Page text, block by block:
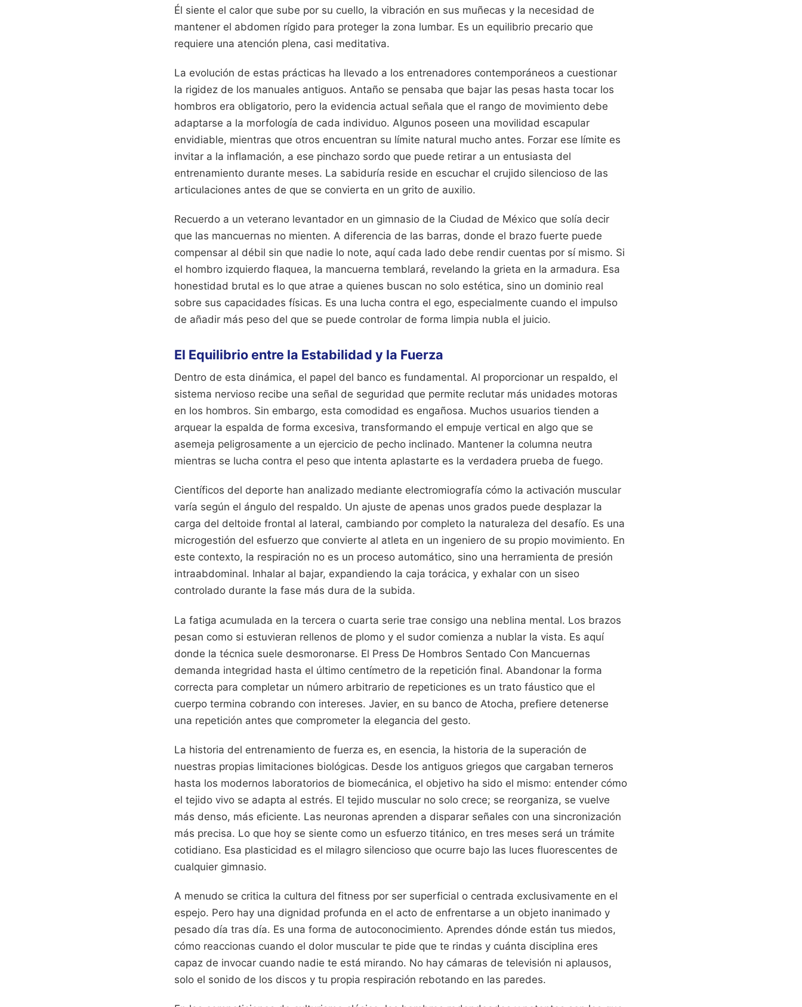
Él siente el calor que sube por su cuello, la vibración en sus muñecas y la necesidad de
mantener el abdomen rígido para proteger la zona lumbar. Es un equilibrio precario que
requiere una atención plena, casi meditativa.
La evolución de estas prácticas ha llevado a los entrenadores contemporáneos a cuestionar
la rigidez de los manuales antiguos. Antaño se pensaba que bajar las pesas hasta tocar los
hombros era obligatorio, pero la evidencia actual señala que el rango de movimiento debe
adaptarse a la morfología de cada individuo. Algunos poseen una movilidad escapular
envidiable, mientras que otros encuentran su límite natural mucho antes. Forzar ese límite es
invitar a la inflamación, a ese pinchazo sordo que puede retirar a un entusiasta del
entrenamiento durante meses. La sabiduría reside en escuchar el crujido silencioso de las
articulaciones antes de que se convierta en un grito de auxilio.
Recuerdo a un veterano levantador en un gimnasio de la Ciudad de México que solía decir
que las mancuernas no mienten. A diferencia de las barras, donde el brazo fuerte puede
compensar al débil sin que nadie lo note, aquí cada lado debe rendir cuentas por sí mismo. Si
el hombro izquierdo flaquea, la mancuerna temblará, revelando la grieta en la armadura. Esa
honestidad brutal es lo que atrae a quienes buscan no solo estética, sino un dominio real
sobre sus capacidades físicas. Es una lucha contra el ego, especialmente cuando el impulso
de añadir más peso del que se puede controlar de forma limpia nubla el juicio.
El Equilibrio entre la Estabilidad y la Fuerza
Dentro de esta dinámica, el papel del banco es fundamental. Al proporcionar un respaldo, el
sistema nervioso recibe una señal de seguridad que permite reclutar más unidades motoras
en los hombros. Sin embargo, esta comodidad es engañosa. Muchos usuarios tienden a
arquear la espalda de forma excesiva, transformando el empuje vertical en algo que se
asemeja peligrosamente a un ejercicio de pecho inclinado. Mantener la columna neutra
mientras se lucha contra el peso que intenta aplastarte es la verdadera prueba de fuego.
Científicos del deporte han analizado mediante electromiografía cómo la activación muscular
varía según el ángulo del respaldo. Un ajuste de apenas unos grados puede desplazar la
carga del deltoide frontal al lateral, cambiando por completo la naturaleza del desafío. Es una
microgestión del esfuerzo que convierte al atleta en un ingeniero de su propio movimiento. En
este contexto, la respiración no es un proceso automático, sino una herramienta de presión
intraabdominal. Inhalar al bajar, expandiendo la caja torácica, y exhalar con un siseo
controlado durante la fase más dura de la subida.
La fatiga acumulada en la tercera o cuarta serie trae consigo una neblina mental. Los brazos
pesan como si estuvieran rellenos de plomo y el sudor comienza a nublar la vista. Es aquí
donde la técnica suele desmoronarse. El Press De Hombros Sentado Con Mancuernas
demanda integridad hasta el último centímetro de la repetición final. Abandonar la forma
correcta para completar un número arbitrario de repeticiones es un trato fáustico que el
cuerpo termina cobrando con intereses. Javier, en su banco de Atocha, prefiere detenerse
una repetición antes que comprometer la elegancia del gesto.
La historia del entrenamiento de fuerza es, en esencia, la historia de la superación de
nuestras propias limitaciones biológicas. Desde los antiguos griegos que cargaban terneros
hasta los modernos laboratorios de biomecánica, el objetivo ha sido el mismo: entender cómo
el tejido vivo se adapta al estrés. El tejido muscular no solo crece; se reorganiza, se vuelve
más denso, más eficiente. Las neuronas aprenden a disparar señales con una sincronización
más precisa. Lo que hoy se siente como un esfuerzo titánico, en tres meses será un trámite
cotidiano. Esa plasticidad es el milagro silencioso que ocurre bajo las luces fluorescentes de
cualquier gimnasio.
A menudo se critica la cultura del fitness por ser superficial o centrada exclusivamente en el
espejo. Pero hay una dignidad profunda en el acto de enfrentarse a un objeto inanimado y
pesado día tras día. Es una forma de autoconocimiento. Aprendes dónde están tus miedos,
cómo reaccionas cuando el dolor muscular te pide que te rindas y cuánta disciplina eres
capaz de invocar cuando nadie te está mirando. No hay cámaras de televisión ni aplausos,
solo el sonido de los discos y tu propia respiración rebotando en las paredes.